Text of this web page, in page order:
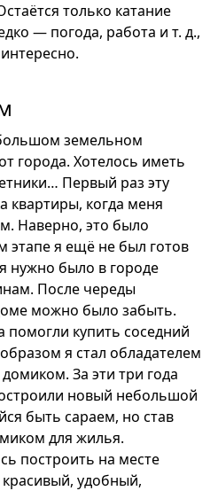
только катание
— погода, работа и т. д.,
земельном
города. Хотелось иметь
Первый раз эту
квартиры, когда меня
Наверно, это было
этапе я ещё не был готов
нужно было в городе
После череды
можно было забыть.
помогли купить соседний
я стал обладателем
За эти три года
новый небольшой
быть сараем, но став
для жилья.
построить на месте
удобный,